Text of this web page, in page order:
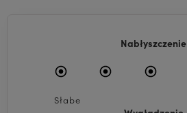
Nabłyszczenie
Słabe